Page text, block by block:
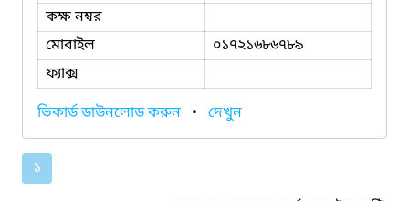
কক্ষ নম্বর
মোবাইল
০১৭২১৬৮৬৭৮৯
ফ্যাক্স
ভিকার্ড ডাউনলোড করুন • দেখুন
১